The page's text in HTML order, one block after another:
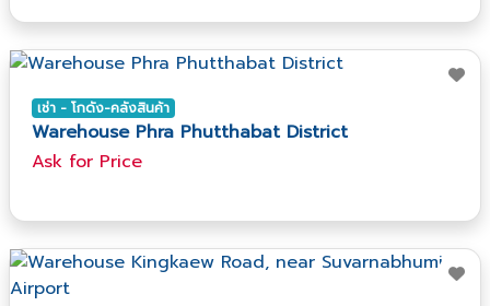
เช่า - โกดัง-คลังสินค้า
Warehouse Phra Phutthabat District
Ask​ for​ Price